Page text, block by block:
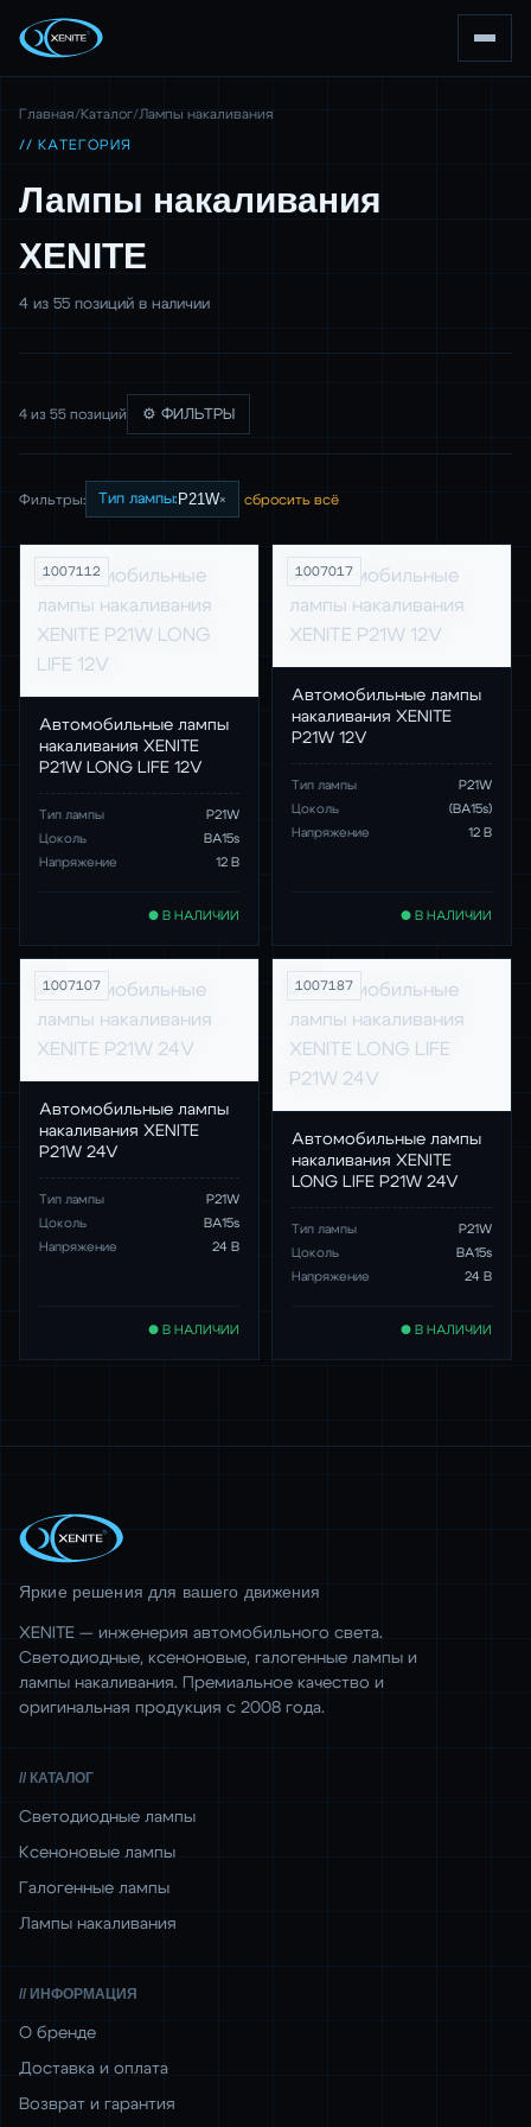
Главная/Каталог/Лампы накаливания
// КАТЕГОРИЯ
Лампы накаливания
XENITE
4 из 55 позиций в наличии
4 из 55 позиций ⚙ ФИЛЬТРЫ
Фильтры: Тип лампы: P21W× сбросить всё
1007112
Автомобильные лампы
накаливания XENITE
P21W LONG LIFE 12V
Тип лампы
P21W
Цоколь
BA15s
Напряжение
12 В
● В НАЛИЧИИ
1007017
Автомобильные лампы
накаливания XENITE
P21W 12V
Тип лампы
P21W
Цоколь
(BA15s)
Напряжение
12 В
● В НАЛИЧИИ
1007107
Автомобильные лампы
накаливания XENITE
P21W 24V
Тип лампы
P21W
Цоколь
BA15s
Напряжение
24 В
● В НАЛИЧИИ
1007187
Автомобильные лампы
накаливания XENITE
LONG LIFE P21W 24V
Тип лампы
P21W
Цоколь
BA15s
Напряжение
24 В
● В НАЛИЧИИ
Яркие решения для вашего движения
XENITE — инженерия автомобильного света.
Светодиодные, ксеноновые, галогенные лампы и
лампы накаливания. Премиальное качество и
оригинальная продукция с 2008 года.
// КАТАЛОГ
Светодиодные лампы
Ксеноновые лампы
Галогенные лампы
Лампы накаливания
// ИНФОРМАЦИЯ
О бренде
Доставка и оплата
Возврат и гарантия